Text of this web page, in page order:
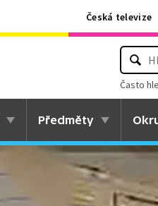
Česká televize
Často
Předměty